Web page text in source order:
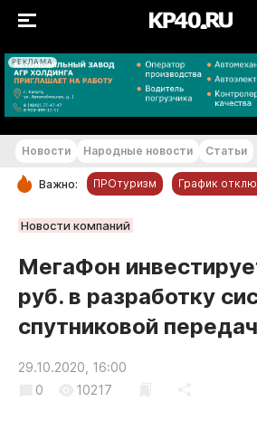
РЕКЛАМА
+20...+21
РУБРИКИ
Обнинск
Статьи
Народные новости
Авто и транспорт
Благоустройство
Новости Народные новости Статьи
Важно: ПРОтуризм График
Новости компаний
МегаФон
руб. в разработку
спутниковой
29.10.2020, 16:00
0
10217